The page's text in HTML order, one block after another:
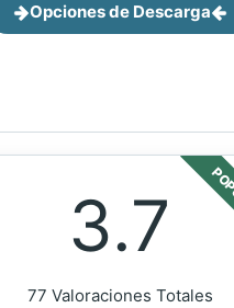
Opciones de Descarga
3.7
77 Valoraciones Totales